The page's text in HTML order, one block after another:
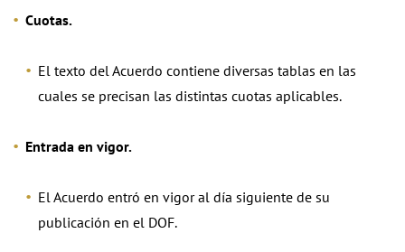
Cuotas.
El texto del Acuerdo contiene diversas tablas en las
cuales se precisan las distintas cuotas aplicables.
Entrada en vigor.
El Acuerdo entró en vigor al día siguiente de su
publicación en el DOF.